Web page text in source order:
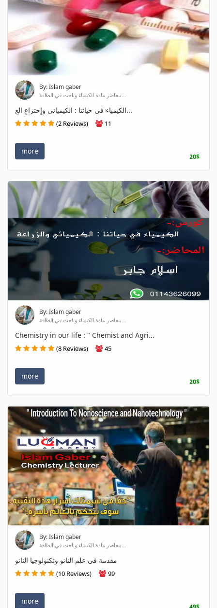
By: Islam gaber
محاضر مادة الكيمياء وباحث في الطاقة...
الكيمياء في حياتنا : الكيميائى وإختراع الع...
(2 Reviews) 11
more
20$
By: Islam gaber
محاضر مادة الكيمياء وباحث في الطاقة...
Chemistry in our life : " Chemist and Agri...
(8 Reviews) 45
more
20$
By: Islam gaber
محاضر مادة الكيمياء وباحث في الطاقة...
مقدمة فى علم النانو وتكنولوجيا النانو
(10 Reviews) 99
more